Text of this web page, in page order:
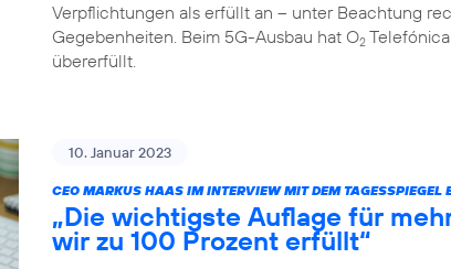
Verpflichtungen als erfüllt an – unter Beachtung
Gegebenheiten. Beim 5G-Ausbau hat O2
übererfüllt.
10. Januar 2023
CEO MARKUS HAAS IM INTERVIEW MIT DEM TAGESSPIEGEL
„Die wichtigste Auflage für
wir zu 100 Prozent erfüllt“